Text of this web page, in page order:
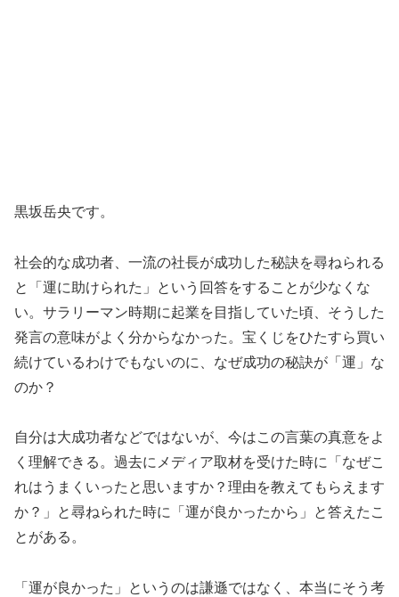
黒坂岳央です。
社会的な成功者、一流の社長が成功した秘訣を尋ねられる
と「運に助けられた」という回答をすることが少なくな
い。サラリーマン時期に起業を目指していた頃、そうした
発言の意味がよく分からなかった。宝くじをひたすら買い
続けているわけでもないのに、なぜ成功の秘訣が「運」な
のか？
自分は大成功者などではないが、今はこの言葉の真意をよ
く理解できる。過去にメディア取材を受けた時に「なぜこ
れはうまくいったと思いますか？理由を教えてもらえます
か？」と尋ねられた時に「運が良かったから」と答えたこ
とがある。
「運が良かった」というのは謙遜ではなく、本当にそう考